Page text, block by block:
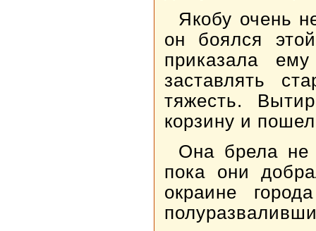
Якобу очень
он боялся
приказала
заставлять
тяжесть.
корзину и
Она брела не
пока они
окраине